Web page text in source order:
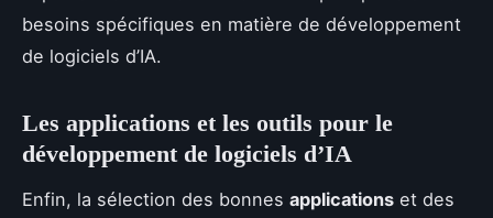
besoins spécifiques en matière de développement
de logiciels d’IA.
Les applications et les outils pour le
développement de logiciels d’IA
Enfin, la sélection des bonnes applications et des